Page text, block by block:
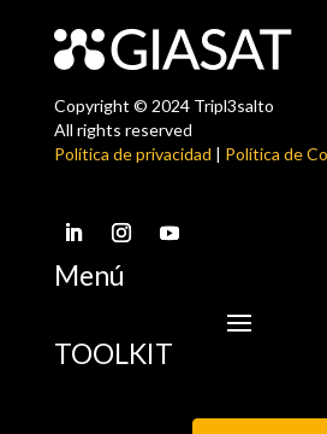
Copyright © 2024 Tripl3salto
All rights reserved
Política de privacidad | Política de
Menú
TOOLKIT